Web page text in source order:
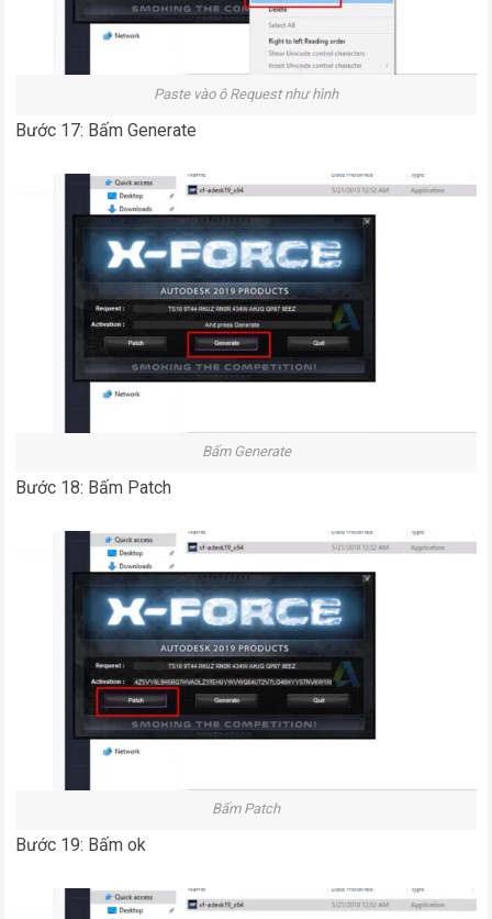
Paste vào ô Request như hình
Bước 17: Bấm Generate
Bấm Generate
Bước 18: Bấm Patch
Bấm Patch
Bước 19: Bấm ok